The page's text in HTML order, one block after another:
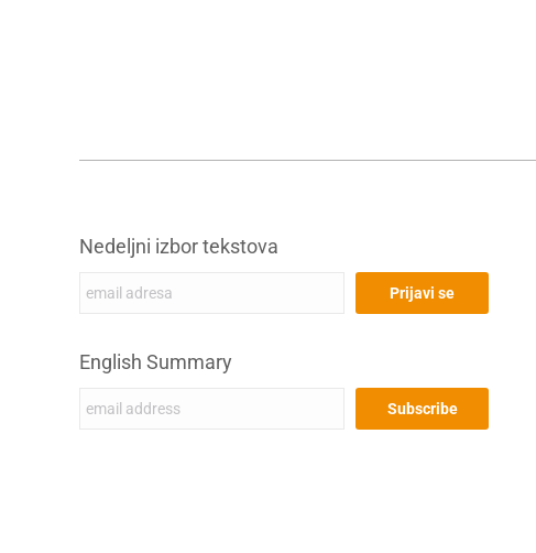
Nedeljni izbor tekstova
English Summary